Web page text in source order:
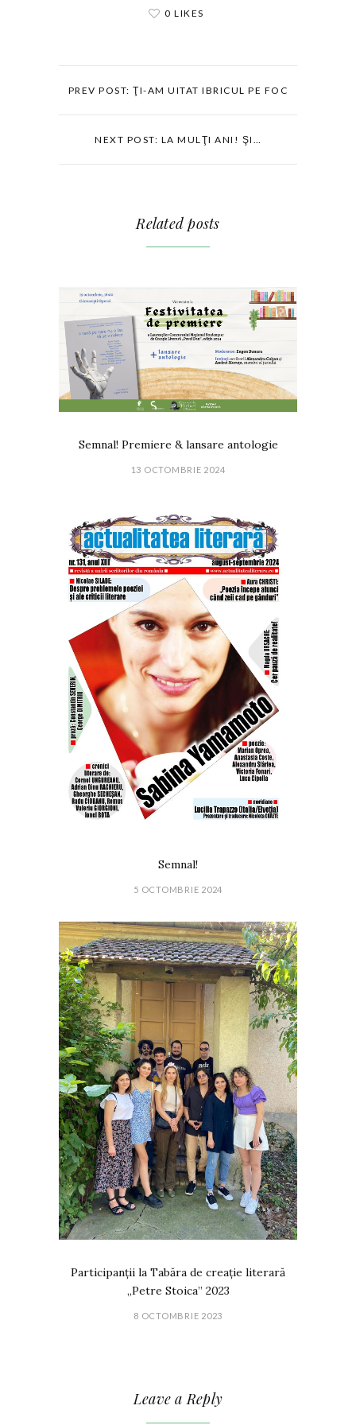
0 LIKES
PREV POST: ŢI-AM UITAT IBRICUL PE FOC
NEXT POST: LA MULŢI ANI! ŞI…
Related posts
Semnal! Premiere & lansare antologie
13 OCTOMBRIE 2024
Semnal!
5 OCTOMBRIE 2024
Participanții la Tabăra de creație literară
„Petre Stoica” 2023
8 OCTOMBRIE 2023
Leave a Reply